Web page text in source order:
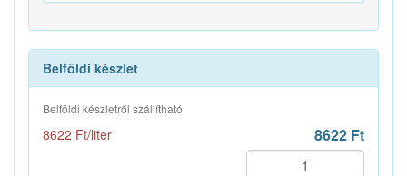
Belföldi készlet
Belföldi készletről szállítható
8622 Ft/liter 8622 Ft